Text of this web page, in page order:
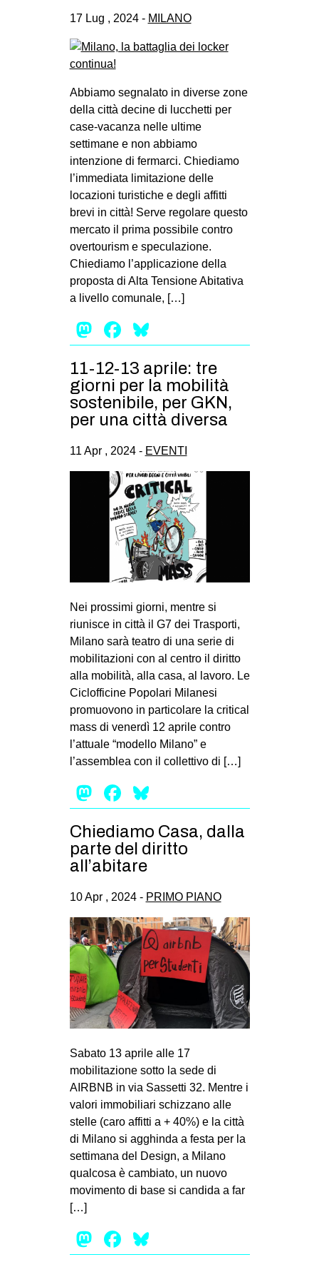
17 Lug , 2024 - MILANO
Abbiamo segnalato in diverse zone
della città decine di lucchetti per
case-vacanza nelle ultime
settimane e non abbiamo
intenzione di fermarci. Chiediamo
l’immediata limitazione delle
locazioni turistiche e degli affitti
brevi in città! Serve regolare questo
mercato il prima possibile contro
overtourism e speculazione.
Chiediamo l’applicazione della
proposta di Alta Tensione Abitativa
a livello comunale, […]
Mastodon
Facebook
11-12-13 aprile: tre
giorni per la mobilità
sostenibile, per GKN,
per una città diversa
11 Apr , 2024 - EVENTI
Nei prossimi giorni, mentre si
riunisce in città il G7 dei Trasporti,
Milano sarà teatro di una serie di
mobilitazioni con al centro il diritto
alla mobilità, alla casa, al lavoro. Le
Ciclofficine Popolari Milanesi
promuovono in particolare la critical
mass di venerdì 12 aprile contro
l’attuale “modello Milano” e
l’assemblea con il collettivo di […]
Mastodon
Facebook
Chiediamo Casa, dalla
parte del diritto
all’abitare
10 Apr , 2024 - PRIMO PIANO
Sabato 13 aprile alle 17
mobilitazione sotto la sede di
AIRBNB in via Sassetti 32. Mentre i
valori immobiliari schizzano alle
stelle (caro affitti a + 40%) e la città
di Milano si agghinda a festa per la
settimana del Design, a Milano
qualcosa è cambiato, un nuovo
movimento di base si candida a far
[…]
Mastodon
Facebook